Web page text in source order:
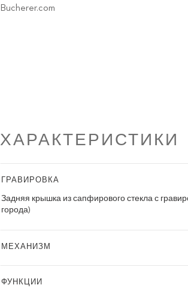
Bucherer.com
ХАРАКТЕРИСТИКИ
ГРАВИРОВКА
Задняя крышка из сапфирового стекла с
города)
МЕХАНИЗМ
ФУНКЦИИ